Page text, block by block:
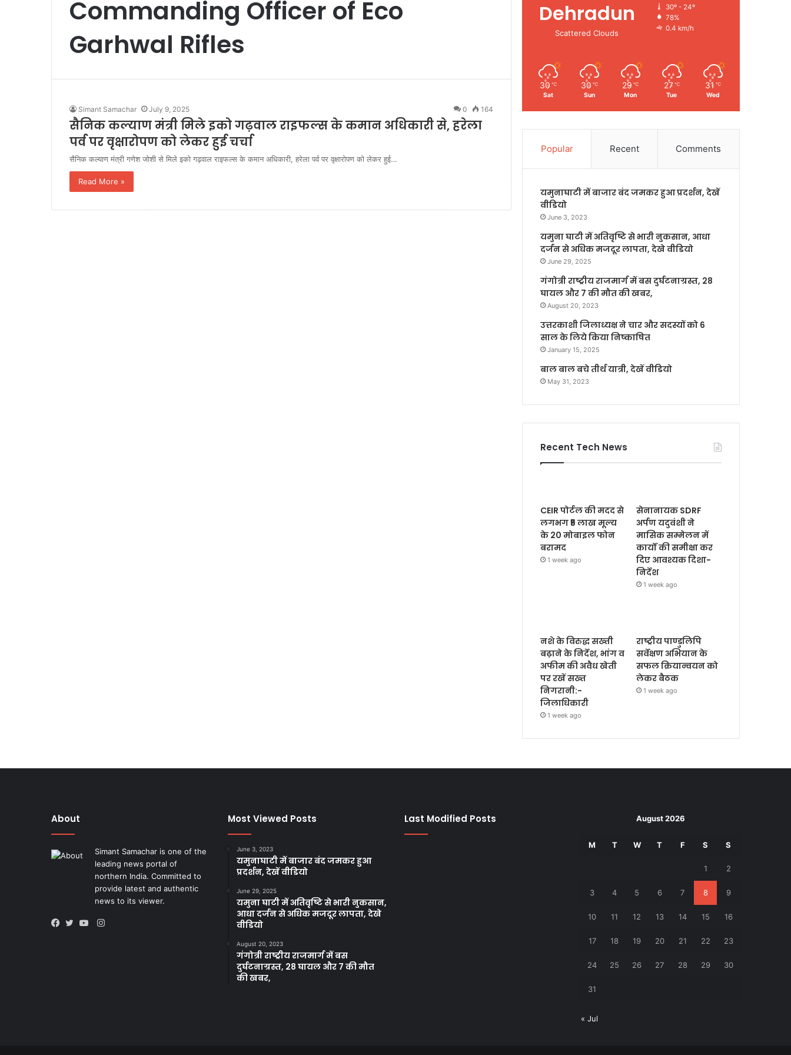
Commanding Officer of Eco
Garhwal Rifles
Simant Samachar July 9, 2025 0 164
सैनिक कल्याण मंत्री मिले इको गढ़वाल राइफल्स के कमान अधिकारी से, हरेला
पर्व पर वृक्षारोपण को लेकर हुई चर्चा
सैनिक कल्याण मंत्री गणेश जोशी से मिले इको गढ़वाल राइफल्स के कमान अधिकारी, हरेला पर्व पर वृक्षारोपण को लेकर हुई…
Read More »
Dehradun
Scattered Clouds
30º - 24º
78%
0.4 km/h
30 ℃
Sat
30 ℃
Sun
29 ℃
Mon
27 ℃
Tue
31 ℃
Wed
Popular Recent Comments
यमुनाघाटी में बाजार बंद जमकर हुआ प्रदर्शन, देखें
वीडियो
June 3, 2023
यमुना घाटी में अतिवृष्टि से भारी नुकसान, आधा
दर्जन से अधिक मजदूर लापता, देखे वीडियो
June 29, 2025
गंगोत्री राष्ट्रीय राजमार्ग में बस दुर्घटनाग्रस्त, 28
घायल और 7 की मौत की खबर,
August 20, 2023
उत्तरकाशी जिलाध्यक्ष ने चार और सदस्यों को 6
साल के लिये किया निष्काषित
January 15, 2025
बाल बाल बचे तीर्थ यात्री, देखें वीडियो
May 31, 2023
Recent Tech News
CEIR पोर्टल की मदद से
लगभग ₹5 लाख मूल्य
के 20 मोबाइल फोन
बरामद
1 week ago
सेनानायक SDRF
अर्पण यदुवंशी ने
मासिक सम्मेलन में
कार्यों की समीक्षा कर
दिए आवश्यक दिशा-
निर्देश
1 week ago
नशे के विरुद्ध सख्ती
बढ़ाने के निर्देश, भांग व
अफीम की अवैध खेती
पर रखें सख्त
निगरानी:-
जिलाधिकारी
1 week ago
राष्ट्रीय पाण्डुलिपि
सर्वेक्षण अभियान के
सफल क्रियान्वयन को
लेकर बैठक
1 week ago
About
Simant Samachar is one of the
leading news portal of
northern India. Committed to
provide latest and authentic
news to its viewer.
Instagram
Most Viewed Posts
June 3, 2023
यमुनाघाटी में बाजार बंद जमकर हुआ
प्रदर्शन, देखें वीडियो
June 29, 2025
यमुना घाटी में अतिवृष्टि से भारी नुकसान,
आधा दर्जन से अधिक मजदूर लापता, देखे
वीडियो
August 20, 2023
गंगोत्री राष्ट्रीय राजमार्ग में बस
दुर्घटनाग्रस्त, 28 घायल और 7 की मौत
की खबर,
Last Modified Posts August 2026
M T W T F S S
1 2
3 4 5 6 7 8 9
10 11 12 13 14 15 16
17 18 19 20 21 22 23
24 25 26 27 28 29 30
31
« Jul